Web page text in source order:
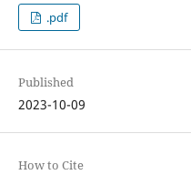
.pdf
Published
2023-10-09
How to Cite